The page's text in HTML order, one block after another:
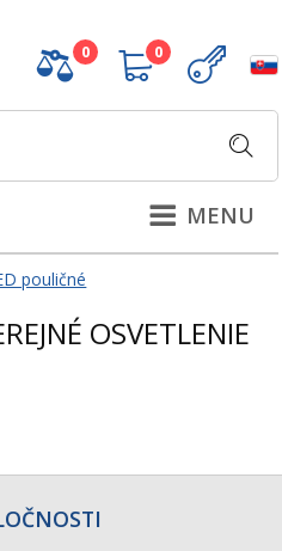
0 0
MENU
pouličné
OSVETLENIE